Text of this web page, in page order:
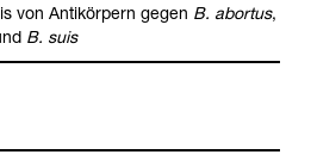
von Anti­kör­pern gegen B. abor­tus,
B. suis